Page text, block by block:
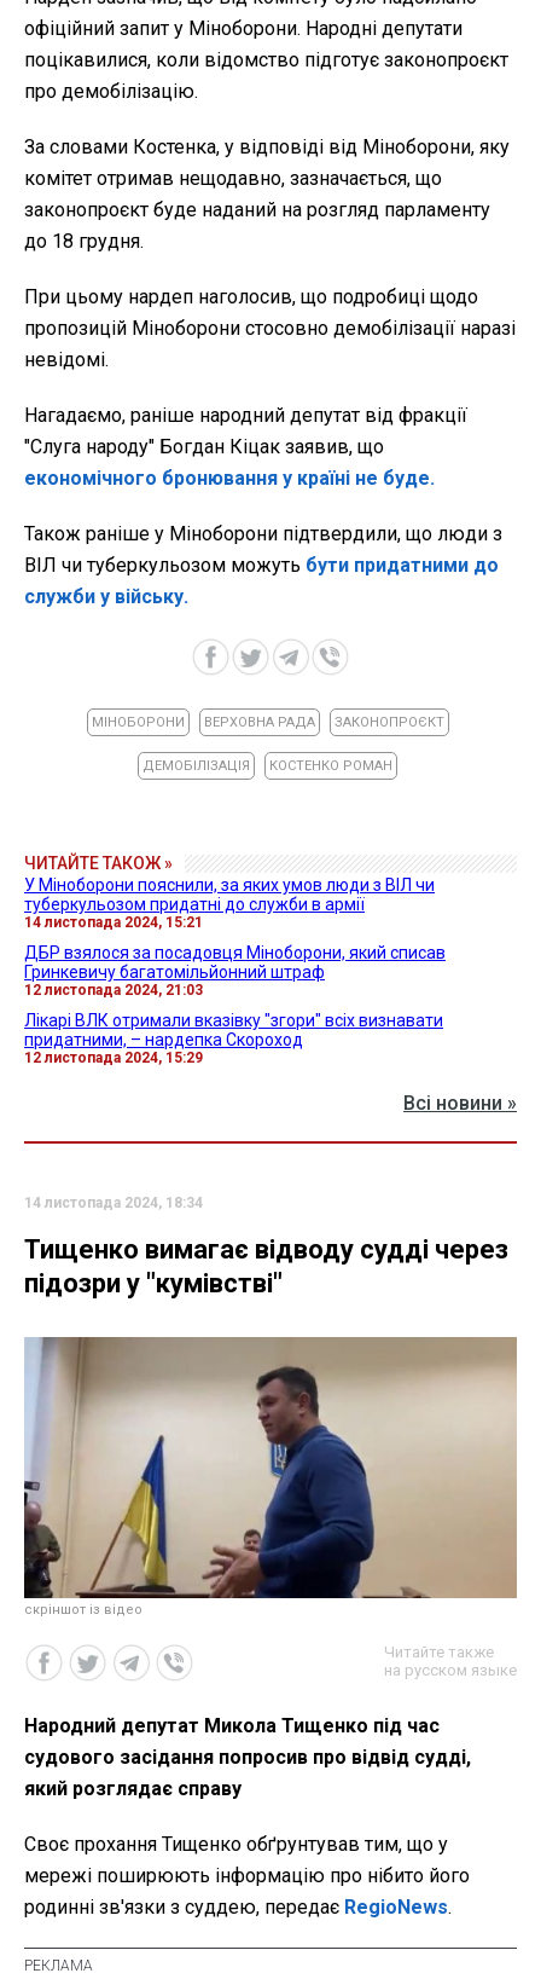
офіційний запит у Міноборони. Народні депутати
поцікавилися, коли відомство підготує законопроєкт
про демобілізацію.
За словами Костенка, у відповіді від Міноборони, яку
комітет отримав нещодавно, зазначається, що
законопроєкт буде наданий на розгляд парламенту
до 18 грудня.
При цьому нардеп наголосив, що подробиці щодо
пропозицій Міноборони стосовно демобілізації наразі
невідомі.
Нагадаємо, раніше народний депутат від фракції
"Слуга народу" Богдан Кіцак заявив, що
економічного бронювання у країні не буде.
Також раніше у Міноборони підтвердили, що люди з
ВІЛ чи туберкульозом можуть бути придатними до
служби у війську.
МІНОБОРОНИ ВЕРХОВНА РАДА ЗАКОНОПРОЄКТ
ДЕМОБІЛІЗАЦІЯ КОСТЕНКО РОМАН
ЧИТАЙТЕ ТАКОЖ »
У Міноборони пояснили, за яких умов люди з ВІЛ чи
туберкульозом придатні до служби в армії
14 листопада 2024, 15:21
ДБР взялося за посадовця Міноборони, який списав
Гринкевичу багатомільйонний штраф
12 листопада 2024, 21:03
Лікарі ВЛК отримали вказівку "згори" всіх визнавати
придатними, – нардепка Скороход
12 листопада 2024, 15:29
Всі новини »
14 листопада 2024, 18:34
Тищенко вимагає відводу судді через
підозри у "кумівстві"
скріншот із відео
Читайте также
на русском языке
Народний депутат Микола Тищенко під час
судового засідання попросив про відвід судді,
який розглядає справу
Своє прохання Тищенко обґрунтував тим, що у
мережі поширюють інформацію про нібито його
родинні зв'язки з суддею, передає RegioNews.